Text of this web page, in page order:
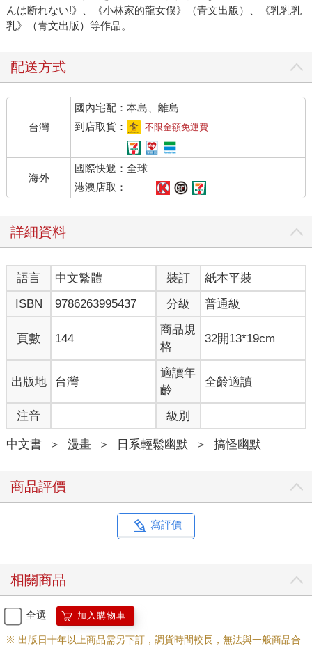
んは断れない!》、《小林家的龍女僕》（青文出版）、《乳乳乳
乳》（青文出版）等作品。
配送方式
台灣
國內宅配：本島、離島
到店取貨：
不限金額免運費
海外
國際快遞：全球
港澳店取：
詳細資料
語言 中文繁體 裝訂
紙本平裝
ISBN
9786263995437 分級 普通級
頁數 144
商品規
格
32開13*19cm
出版地 台灣
適讀年
齡
全齡適讀
注音 級別
中文書 ＞ 漫畫 ＞ 日系輕鬆幽默 ＞ 搞怪幽默
商品評價
寫評價
相關商品
全選 加入購物車
※ 出版日十年以上商品需另下訂，調貨時間較長，無法與一般商品合